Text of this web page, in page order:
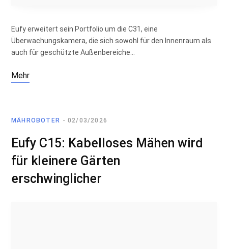
Eufy erweitert sein Portfolio um die C31, eine
Überwachungskamera, die sich sowohl für den Innenraum als
auch für geschützte Außenbereiche…
Mehr
MÄHROBOTER 02/03/2026
Eufy C15: Kabelloses Mähen wird
für kleinere Gärten
erschwinglicher